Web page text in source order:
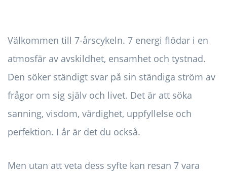
Välkommen till 7-årscykeln. 7 energi flödar i en
atmosfär av avskildhet, ensamhet och tystnad.
Den söker ständigt svar på sin ständiga ström av
frågor om sig själv och livet. Det är att söka
sanning, visdom, värdighet, uppfyllelse och
perfektion. I år är det du också.
Men utan att veta dess syfte kan resan 7 vara